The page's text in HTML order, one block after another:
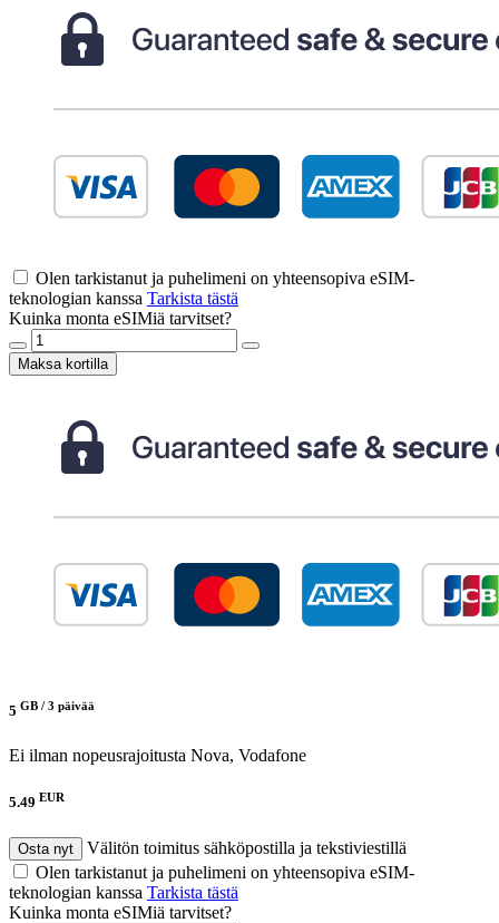
Olen tarkistanut ja puhelimeni on yhteensopiva eSIM-
teknologian kanssa Tarkista tästä
Kuinka monta eSIMiä tarvitset?
Maksa kortilla
5 GB / 3 päivää
Ei ilman nopeusrajoitusta Nova, Vodafone
5.49 EUR
Osta nyt
Välitön toimitus sähköpostilla ja tekstiviestillä
Olen tarkistanut ja puhelimeni on yhteensopiva eSIM-
teknologian kanssa Tarkista tästä
Kuinka monta eSIMiä tarvitset?